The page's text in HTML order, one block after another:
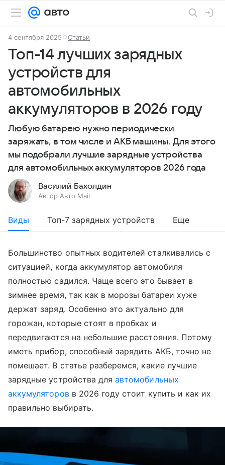
4 сентября 2025 Статьи
Топ-14 лучших зарядных
устройств для
автомобильных
аккумуляторов в 2026 году
Любую батарею нужно периодически
заряжать, в том числе и АКБ машины. Для этого
мы подобрали лучшие зарядные устройства
для автомобильных аккумуляторов 2026 года
Василий Бахолдин
Автор Авто Mail
Виды Топ-7 зарядных устройств Еще
Большинство опытных водителей сталкивались с
ситуацией, когда аккумулятор автомобиля
полностью садился. Чаще всего это бывает в
зимнее время, так как в морозы батареи хуже
держат заряд. Особенно это актуально для
горожан, которые стоят в пробках и
передвигаются на небольшие расстояния. Потому
иметь прибор, способный зарядить АКБ, точно не
помешает. В статье разберемся, какие лучшие
зарядные устройства дляавтомобильных
аккумуляторовв 2026 году стоит купить и как их
правильно выбирать.